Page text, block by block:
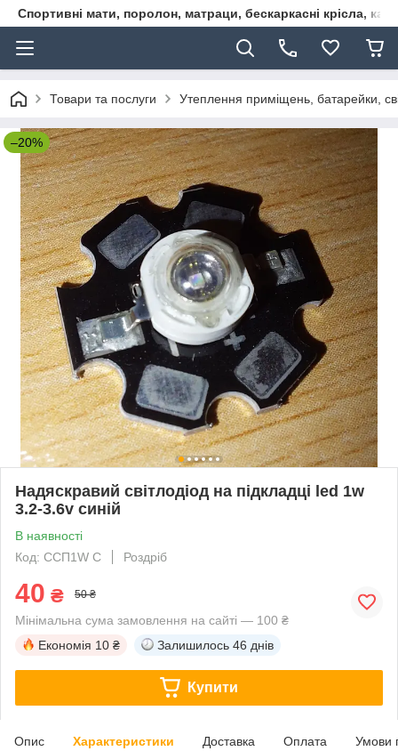
Спортивні мати, поролон, матраци, бескаркасні крісла,
Товари та послуги Утеплення приміщень, батарейки,
–20%
Надяскравий світлодіод на підкладці led 1w
3.2-3.6v синій
В наявності
Код: ССП1W С
Роздріб
40 ₴ 50 ₴
Мінімальна сума замовлення на сайті — 100 ₴
Економія 10 ₴ Залишилось 46 днів
Купити
Опис Характеристики Доставка Оплата Умови